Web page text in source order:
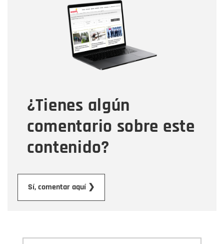
¿Tienes algún
comentario sobre este
contenido?
Sí, comentar aquí ❯
Correo electrónico
Tipo de comentario
Mensaje